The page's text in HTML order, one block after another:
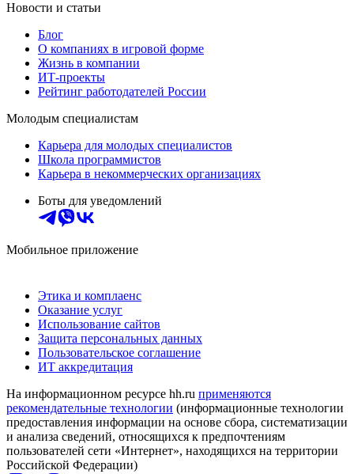
Новости и статьи
Блог
О компаниях в игровой форме
Жизнь в компании
ИТ-проекты
Рейтинг работодателей России
Молодым специалистам
Карьера для молодых специалистов
Школа программистов
Карьера в некоммерческих организациях
Боты для уведомлений
Мобильное приложение
Этика и комплаенс
Оказание услуг
Использование сайтов
Защита персональных данных
Пользовательское соглашение
ИТ аккредитация
На информационном ресурсе hh.ru применяются
рекомендательные технологии (информационные технологии
предоставления информации на основе сбора, систематизации
и анализа сведений, относящихся к предпочтениям
пользователей сети «Интернет», находящихся на территории
Российской Федерации)